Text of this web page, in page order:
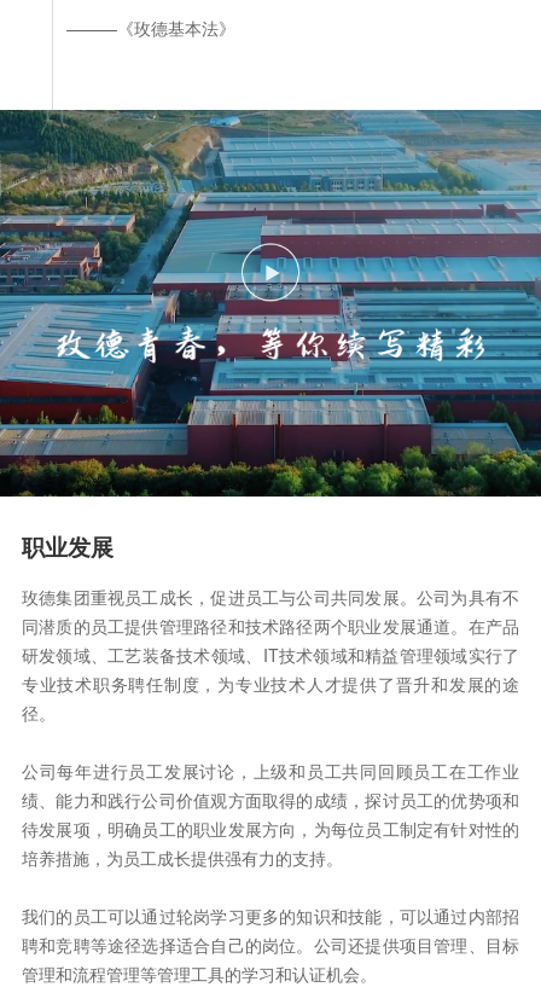
———《玫德基本法》
职业发展
玫德集团重视员工成长，促进员工与公司共同发展。公司为具有不
同潜质的员工提供管理路径和技术路径两个职业发展通道。在产品
研发领域、工艺装备技术领域、IT技术领域和精益管理领域实行了
专业技术职务聘任制度，为专业技术人才提供了晋升和发展的途
径。
公司每年进行员工发展讨论，上级和员工共同回顾员工在工作业
绩、能力和践行公司价值观方面取得的成绩，探讨员工的优势项和
待发展项，明确员工的职业发展方向，为每位员工制定有针对性的
培养措施，为员工成长提供强有力的支持。
我们的员工可以通过轮岗学习更多的知识和技能，可以通过内部招
聘和竞聘等途径选择适合自己的岗位。公司还提供项目管理、目标
管理和流程管理等管理工具的学习和认证机会。